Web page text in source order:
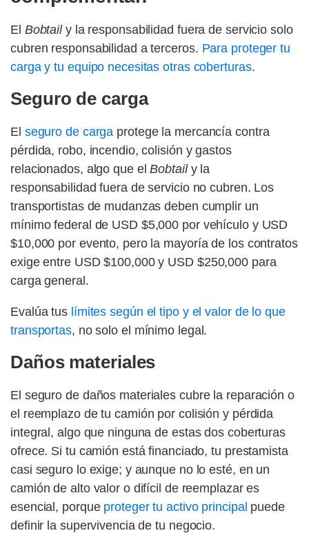
El Bobtail y la responsabilidad fuera de servicio solo
cubren responsabilidad a terceros. Para proteger tu
carga y tu equipo necesitas otras coberturas.
Seguro de carga
El seguro de carga protege la mercancía contra
pérdida, robo, incendio, colisión y gastos
relacionados, algo que elBobtail y la
responsabilidad fuera de servicio no cubren. Los
transportistas de mudanzas deben cumplir un
mínimo federal de USD $5,000 por vehículo y USD
$10,000 por evento, pero la mayoría de los contratos
exige entre USD $100,000 y USD $250,000 para
carga general.
Evalúa tus límites según el tipo y el valor de lo que
transportas, no solo el mínimo legal.
Daños materiales
El seguro de daños materiales cubre la reparación o
el reemplazo de tu camión por colisión y pérdida
integral, algo que ninguna de estas dos coberturas
ofrece. Si tu camión está financiado, tu prestamista
casi seguro lo exige; y aunque no lo esté, en un
camión de alto valor o difícil de reemplazar es
esencial, porqueproteger tu activo principal puede
definir la supervivencia de tu negocio.